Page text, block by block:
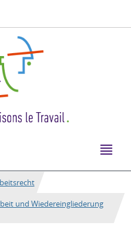
und Wiedereingliederung